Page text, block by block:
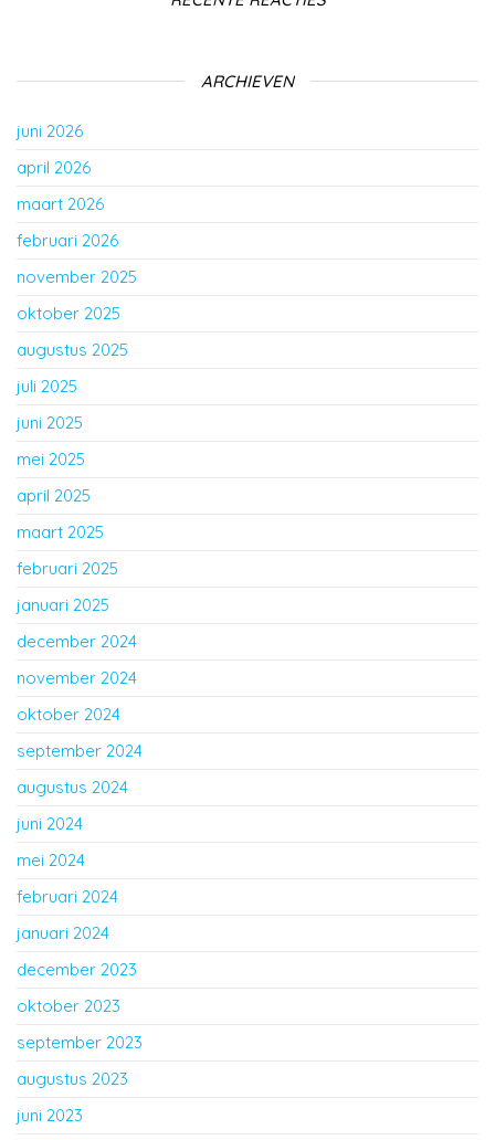
ARCHIEVEN
juni 2026
april 2026
maart 2026
februari 2026
november 2025
oktober 2025
augustus 2025
juli 2025
juni 2025
mei 2025
april 2025
maart 2025
februari 2025
januari 2025
december 2024
november 2024
oktober 2024
september 2024
augustus 2024
juni 2024
mei 2024
februari 2024
januari 2024
december 2023
oktober 2023
september 2023
augustus 2023
juni 2023